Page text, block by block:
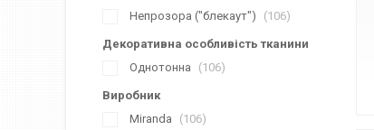
Непрозора ("блекаут")
106
Декоративна особливість тканини
Однотонна
106
Виробник
Miranda
106